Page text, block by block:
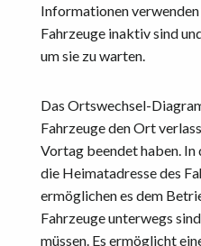
Informationen verwenden
Fahrzeuge inaktiv sind
um sie zu warten.
Das Ortswechsel-
Fahrzeuge den Ort
Vortag beendet haben.
die Heimatadresse des
ermöglichen es dem
Fahrzeuge unterwegs
müssen. Es ermöglicht